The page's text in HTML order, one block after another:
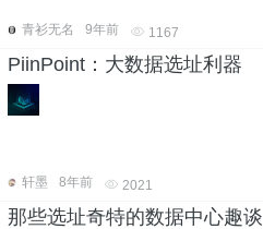
青衫无名
9年前 1167
PiinPoint：大数据选址利器
轩墨
8年前 2021
那些选址奇特的数据中心趣谈